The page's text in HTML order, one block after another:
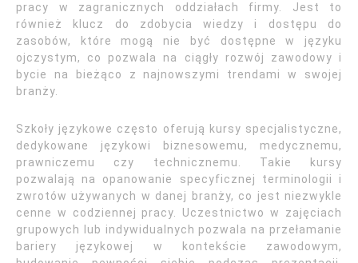
pracy w zagranicznych oddziałach firmy. Jest to
również klucz do zdobycia wiedzy i dostępu do
zasobów, które mogą nie być dostępne w języku
ojczystym, co pozwala na ciągły rozwój zawodowy i
bycie na bieżąco z najnowszymi trendami w swojej
branży.
Szkoły językowe często oferują kursy specjalistyczne,
dedykowane językowi biznesowemu, medycznemu,
prawniczemu czy technicznemu. Takie kursy
pozwalają na opanowanie specyficznej terminologii i
zwrotów używanych w danej branży, co jest niezwykle
cenne w codziennej pracy. Uczestnictwo w zajęciach
grupowych lub indywidualnych pozwala na przełamanie
bariery językowej w kontekście zawodowym,